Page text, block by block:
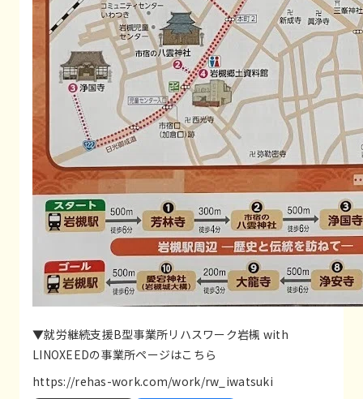
▼就労継続支援B型事業所リハスワーク岩槻 with
LINOXEEDの事業所ページはこちら
https://rehas-work.com/work/rw_iwatsuki